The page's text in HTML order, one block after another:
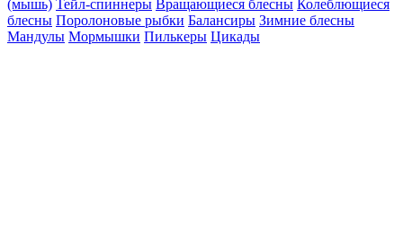
(мышь) Тейл-спиннеры Вращающиеся блесны Колеблющиеся
блесны Поролоновые рыбки Балансиры Зимние блесны
Мандулы Мормышки Пилькеры Цикады